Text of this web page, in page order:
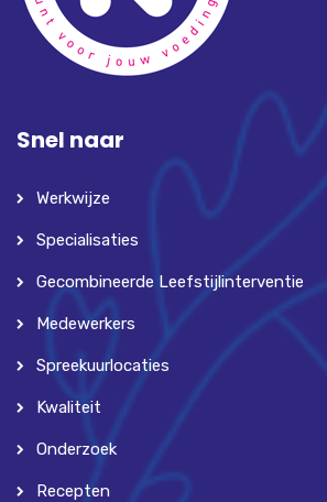
Snel naar
Werkwijze
Specialisaties
Gecombineerde Leefstijlinterventie
Medewerkers
Spreekuurlocaties
Kwaliteit
Onderzoek
Recepten